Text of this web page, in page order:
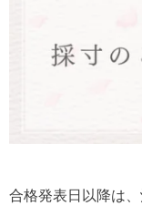
合格発表日以降は